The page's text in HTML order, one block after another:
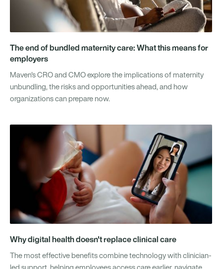
The end of bundled maternity care: What this means for
employers
Maven's CRO and CMO explore the implications of maternity
unbundling, the risks and opportunities ahead, and how
organizations can prepare now.
Why digital health doesn't replace clinical care
The most effective benefits combine technology with clinician-
led support, helping employees access care earlier, navigate